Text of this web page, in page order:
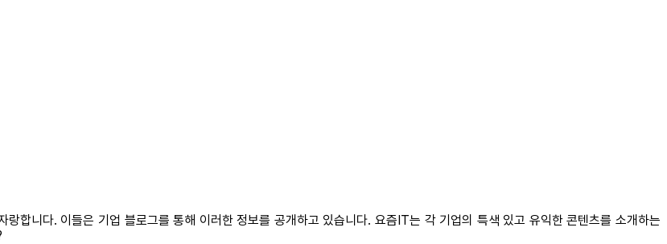
합니다. 이들은 기업 블로그를 통해 이러한 정보를 공개하고 있습니다. 요즘IT는 각 기업의 특색 있고 유익한 콘텐츠를 소개하는